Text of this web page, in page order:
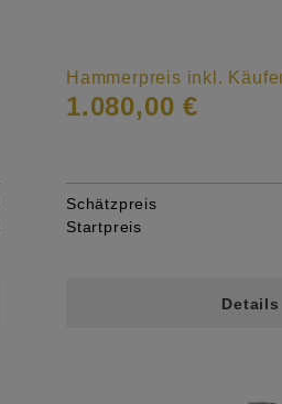
Hammerpreis inkl.
1.080,00 €
Schätzpreis
Startpreis
Details